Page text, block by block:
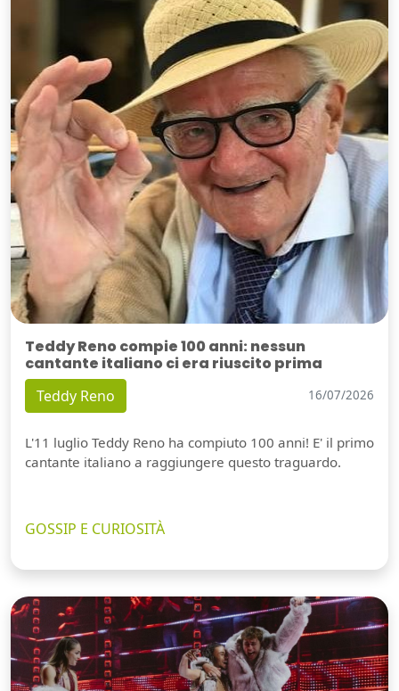
Teddy Reno compie 100 anni: nessun
cantante italiano ci era riuscito prima
Teddy Reno 16/07/2026
L'11 luglio Teddy Reno ha compiuto 100 anni! E' il primo
cantante italiano a raggiungere questo traguardo.
GOSSIP E CURIOSITÀ